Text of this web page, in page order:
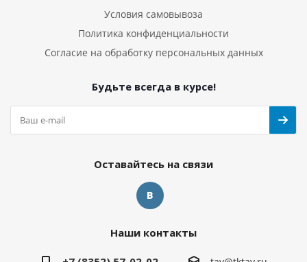
Условия самовывоза
Политика конфиденциальности
Согласие на обработку персональных данных
Будьте всегда в курсе!
Оставайтесь на связи
Наши контакты